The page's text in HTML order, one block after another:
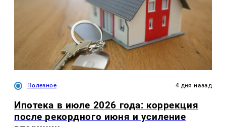
Полезное 4 дня назад
Ипотека в июле 2026 года: коррекция
после рекордного июня и усиление